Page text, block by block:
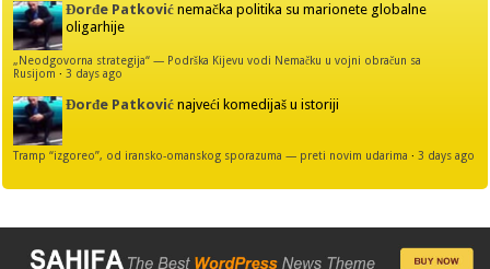
Đorđe Patković nemačka politika su marionete globalne
oligarhije
„Neodgovorna strategija“ — Podrška Kijevu vodi Nemačku u vojni obračun sa
Rusijom ·3 days ago
Đorđe Patković najveći komedijaš u istoriji
Tramp “izgoreo”, od iransko-omanskog sporazuma — preti novim udarima ·3 days ago